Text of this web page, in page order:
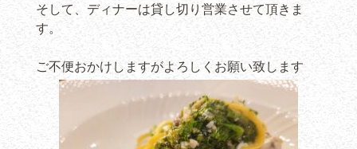
そして、ディナーは貸し切り営業させて頂きま
す。
ご不便おかけしますがよろしくお願い致します